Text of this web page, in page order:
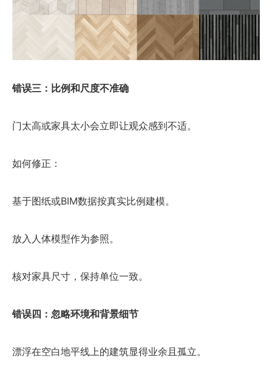
错误三：比例和尺度不准确
门太高或家具太小会立即让观众感到不适。
如何修正：
基于图纸或BIM数据按真实比例建模。
放入人体模型作为参照。
核对家具尺寸，保持单位一致。
错误四：忽略环境和背景细节
漂浮在空白地平线上的建筑显得业余且孤立。